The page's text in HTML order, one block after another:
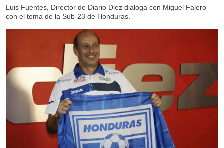
Luis Fuentes, Director de Diario Diez dialoga con Miguel Falero
con el tema de la Sub-23 de Honduras.